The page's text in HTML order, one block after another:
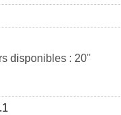
disponibles : 20"